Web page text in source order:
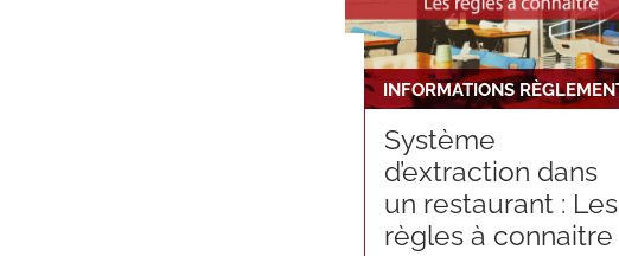
Système
d’extraction dans
un restaurant : Les
règles à connaitre